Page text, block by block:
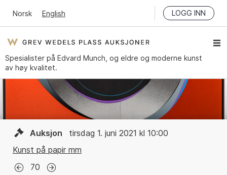
Norsk English LOGG INN
Spesialister på Edvard Munch, og eldre og moderne kunst
av høy kvalitet.
Auksjon
tirsdag 1. juni 2021 kl 10:00
Kunst på papir mm
70